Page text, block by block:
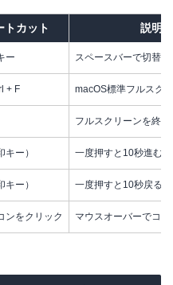
トカット 説明
ー スペースバーで切替
+ F macOS標準フルスク
フルスクリーンを終了
ー） 一度押すと10秒進む
ー） 一度押すと10秒戻る
ンをクリック マウスオーバーでコ